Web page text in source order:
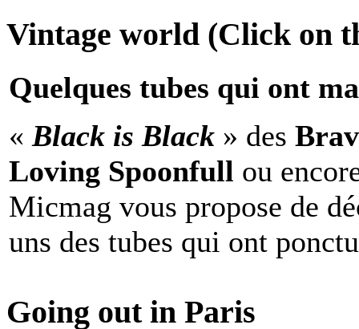
Vintage world (Click on
Quelques tubes qui ont
« Black is Black » des
Loving Spoonfull ou
Micmag vous propose de
uns des tubes qui ont
Going out in Paris